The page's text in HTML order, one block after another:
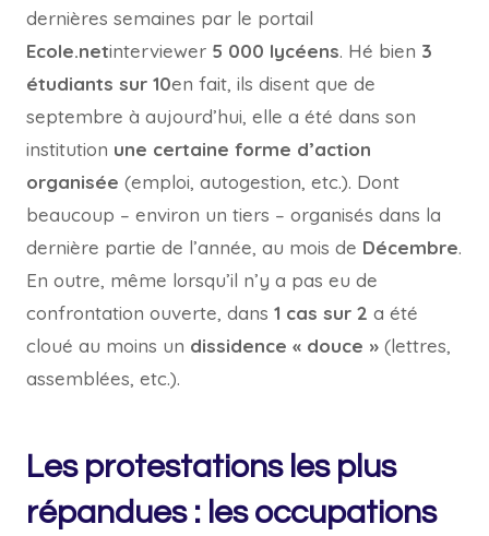
dernières semaines par le portail
Ecole.netinterviewer 5 000 lycéens. Hé bien 3
étudiants sur 10en fait, ils disent que de
septembre à aujourd’hui, elle a été dans son
institution une certaine forme d’action
organisée (emploi, autogestion, etc.). Dont
beaucoup – environ un tiers – organisés dans la
dernière partie de l’année, au mois de Décembre.
En outre, même lorsqu’il n’y a pas eu de
confrontation ouverte, dans 1 cas sur 2 a été
cloué au moins un dissidence « douce » (lettres,
assemblées, etc.).
Les protestations les plus
répandues : les occupations